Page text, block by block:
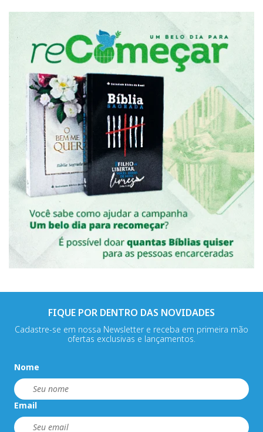
FIQUE POR DENTRO DAS NOVIDADES
Cadastre-se em nossa Newsletter e receba em primeira mão
ofertas exclusivas e lançamentos.
Nome
Email